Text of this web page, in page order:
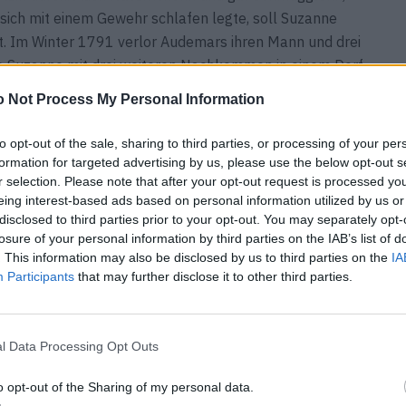
Not Process My Personal Information
opt-out of the sale, sharing to third parties, or processing of your
for targeted advertising by us, please use the below opt-out
selection. Please note that after your opt-out request is processed
interest-based ads based on personal information utilized by us
to third parties prior to your opt-out. You may separately
of your personal information by third parties on the IAB’s list of
This information may also be disclosed by us to third parties on the
Participants that may further disclose it to other third parties.
Data Processing Opt Outs
opt-out of the Sharing of my personal data.
mit einem Gewehr schlafen legte, soll Suzanne
Im Winter 1791 verlor Audemars ihren Mann und drei
mit drei weiteren Nachkommen in einem Dorf
viel abverlangte. Das Vallée de Joux lag fernab
jenen Jahren eine Kunst auszubreiten, die es zu
begannen in kleinen Werkstätten die ersten
entschied, dass auch die Zukunft ihrer Familie
werden soll. Also schickte sie ihren
zu einem der Uhrmacher im Ort. Aus dem
dessen neuartige Komplikationen bald in ganz
für ihn getan hatte, schickte auch Louis-
die er finden konnte. Damit legte er den
von Audemars Piguet die Haute Horlogerie
La Zanne und hielten ihre Geschichte in der eng
prägten neue Frauen das Werk der Manufaktur.